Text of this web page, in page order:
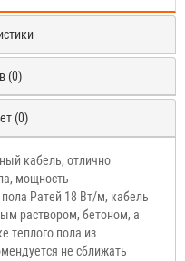
(0)
(0)
кабель, отлично
мощность
Ратей 18 Вт/м, кабель
раствором, бетоном, а
теплого пола из
не сближать